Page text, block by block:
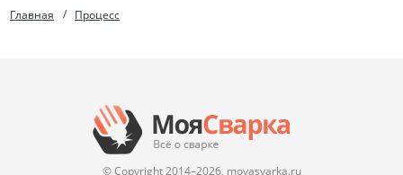
Главная Процесс
© Copyright 2014–2026, moyasvarka.ru